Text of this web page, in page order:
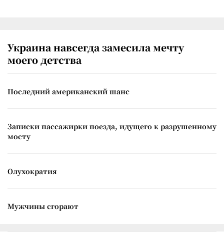
Украина навсегда замесила мечту
моего детства
Последний американский шанс
Записки пассажирки поезда, идущего к разрушенному
мосту
Олухократия
Мужчины сгорают